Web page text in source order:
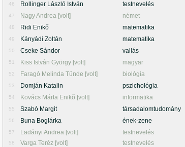
46 Rollinger László István testnevelés
47 Nagy Andrea [volt] német
48 Ridi Enikő matematika
49 Kányádi Zoltán matematika
50 Cseke Sándor vallás
51 Kiss István György [volt] magyar
52 Faragó Melinda Tünde [volt] biológia
53 Domján Katalin pszichológia
54 Kovács Márta Enikõ [volt] informatika
55 Szabó Margit társadalomtudomány
56 Buna Boglárka ének-zene
57 Ladányi Andrea [volt] testnevelés
58 Varga Teréz [volt] testnevelés